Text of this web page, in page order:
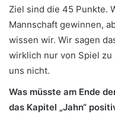
Ziel sind die 45 Punkte.
Mannschaft gewinnen,
wissen wir. Wir sagen
wirklich nur von Spiel
uns nicht.
Was müsste am Ende
das Kapitel „Jahn“